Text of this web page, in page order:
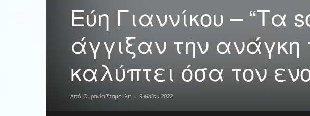
Εύη Γιαννίκου – “Τα
άγγιξαν την
καλύπτει όσα τον
Από Ουρανία Σταμούλη - 3 Μαΐου 2022